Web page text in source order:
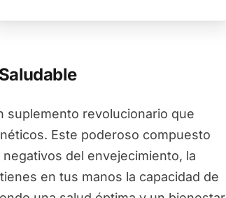
suplemento revolucionario que
Este poderoso compuesto
del envejecimiento, la
en tus manos la capacidad de